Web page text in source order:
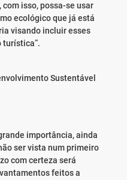
isso, possa-se usar
ecológico que já está
visando incluir esses
turística”.
Sustentável
importância, ainda
ser vista num primeiro
com certeza será
feitos a